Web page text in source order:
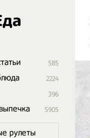
585
2224
396
5905
рулеты